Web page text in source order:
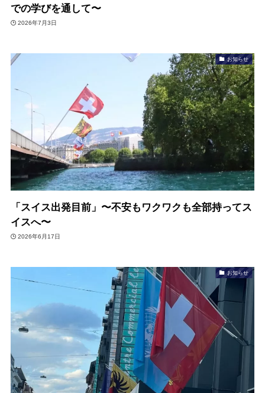
での学びを通して〜
2026年7月3日
お知らせ
「スイス出発目前」〜不安もワクワクも全部持ってス
イスへ〜
2026年6月17日
お知らせ